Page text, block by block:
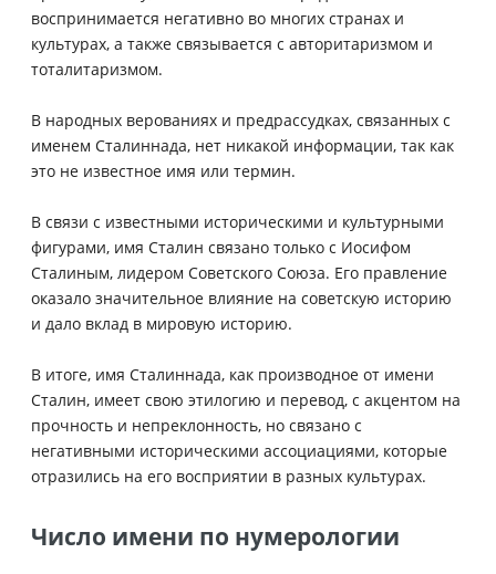
воспринимается негативно во многих странах и
культурах, а также связывается с авторитаризмом и
тоталитаризмом.
В народных верованиях и предрассудках, связанных с
именем Сталиннада, нет никакой информации, так как
это не известное имя или термин.
В связи с известными историческими и культурными
фигурами, имя Сталин связано только с Иосифом
Сталиным, лидером Советского Союза. Его правление
оказало значительное влияние на советскую историю
и дало вклад в мировую историю.
В итоге, имя Сталиннада, как производное от имени
Сталин, имеет свою этилогию и перевод, с акцентом на
прочность и непреклонность, но связано с
негативными историческими ассоциациями, которые
отразились на его восприятии в разных культурах.
Число имени по нумерологии